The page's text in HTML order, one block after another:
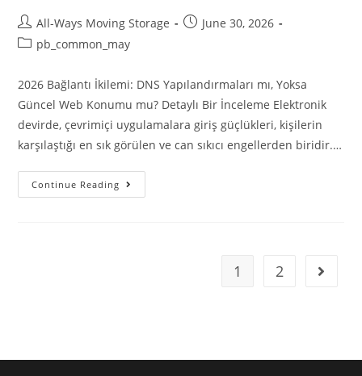
All-Ways Moving Storage
June 30, 2026
pb_common_may
2026 Bağlantı İkilemi: DNS Yapılandırmaları mı, Yoksa
Güncel Web Konumu mu? Detaylı Bir İnceleme Elektronik
devirde, çevrimiçi uygulamalara giriş güçlükleri, kişilerin
karşılaştığı en sık görülen ve can sıkıcı engellerden biridir.…
Continue Reading
1 2